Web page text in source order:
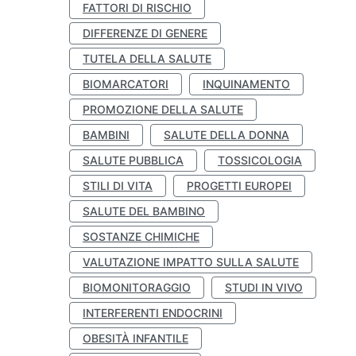
FATTORI DI RISCHIO
DIFFERENZE DI GENERE
TUTELA DELLA SALUTE
BIOMARCATORI
INQUINAMENTO
PROMOZIONE DELLA SALUTE
BAMBINI
SALUTE DELLA DONNA
SALUTE PUBBLICA
TOSSICOLOGIA
STILI DI VITA
PROGETTI EUROPEI
SALUTE DEL BAMBINO
SOSTANZE CHIMICHE
VALUTAZIONE IMPATTO SULLA SALUTE
BIOMONITORAGGIO
STUDI IN VIVO
INTERFERENTI ENDOCRINI
OBESITÀ INFANTILE